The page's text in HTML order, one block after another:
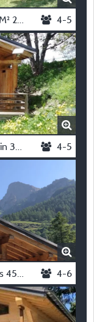
Gamme Tradition - Chalet Vanoise 35M² 2 Slaapkamers + Terras 15M² 4-5
Gamme Authentique - Chalet Ponthurin 35M² 2 Slaapkamers + Terras 15M² 4-5
Gamme Authentique - Chalet Chamois 45M² 3 Kamers + Terras 19M² 4-6